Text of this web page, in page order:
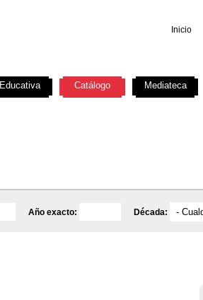
Inicio
Año exacto: Década:
Educativa Catálogo Mediateca